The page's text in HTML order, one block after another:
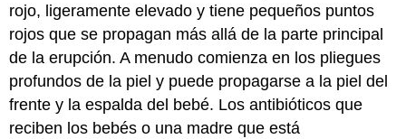
rojo, ligeramente elevado y tiene pequeños puntos
rojos que se propagan más allá de la parte principal
de la erupción. A menudo comienza en los pliegues
profundos de la piel y puede propagarse a la piel del
frente y la espalda del bebé. Los antibióticos que
reciben los bebés o una madre que está